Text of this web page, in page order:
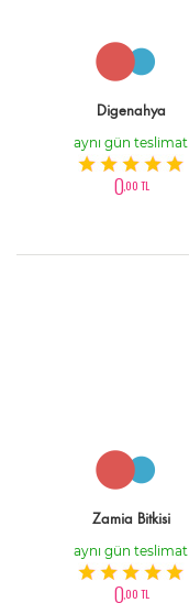
Digenahya
aynı gün teslimat
0,00 TL
Zamia Bitkisi
aynı gün teslimat
0,00 TL